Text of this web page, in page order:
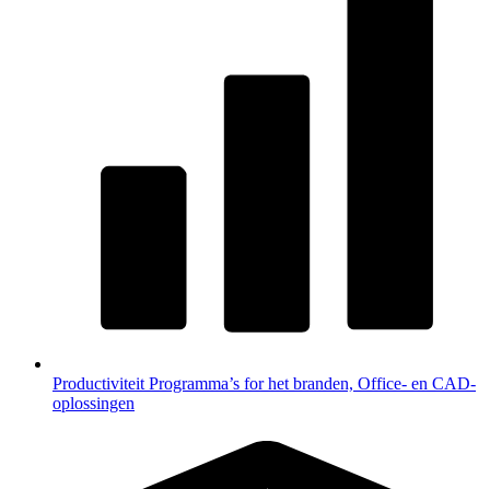
Productiviteit Programma’s for het branden, Office- en CAD-
oplossingen